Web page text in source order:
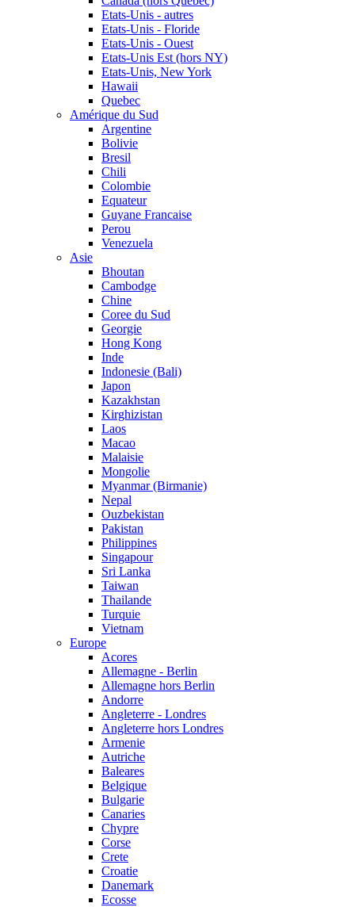
Etats-Unis - autres
Etats-Unis - Floride
Etats-Unis - Ouest
Etats-Unis Est (hors NY)
Etats-Unis, New York
Hawaii
Quebec
Amérique du Sud
Argentine
Bolivie
Bresil
Chili
Colombie
Equateur
Guyane Francaise
Perou
Venezuela
Asie
Bhoutan
Cambodge
Chine
Coree du Sud
Georgie
Hong Kong
Inde
Indonesie (Bali)
Japon
Kazakhstan
Kirghizistan
Laos
Macao
Malaisie
Mongolie
Myanmar (Birmanie)
Nepal
Ouzbekistan
Pakistan
Philippines
Singapour
Sri Lanka
Taiwan
Thailande
Turquie
Vietnam
Europe
Acores
Allemagne - Berlin
Allemagne hors Berlin
Andorre
Angleterre - Londres
Angleterre hors Londres
Armenie
Autriche
Baleares
Belgique
Bulgarie
Canaries
Chypre
Corse
Crete
Croatie
Danemark
Ecosse